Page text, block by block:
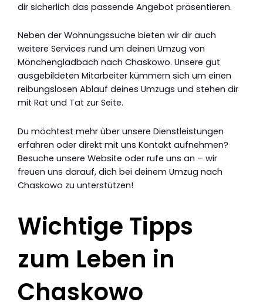
dir sicherlich das passende Angebot präsentieren.
Neben der Wohnungssuche bieten wir dir auch
weitere Services rund um deinen Umzug von
Mönchengladbach nach Chaskowo. Unsere gut
ausgebildeten Mitarbeiter kümmern sich um einen
reibungslosen Ablauf deines Umzugs und stehen dir
mit Rat und Tat zur Seite.
Du möchtest mehr über unsere Dienstleistungen
erfahren oder direkt mit uns Kontakt aufnehmen?
Besuche unsere Website oder rufe uns an – wir
freuen uns darauf, dich bei deinem Umzug nach
Chaskowo zu unterstützen!
Wichtige Tipps
zum Leben in
Chaskowo